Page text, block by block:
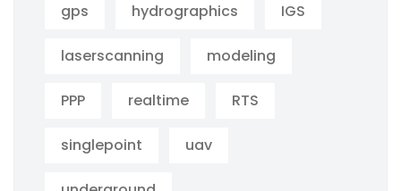
gps hydrographics IGS
laserscanning modeling
PPP realtime RTS
singlepoint uav